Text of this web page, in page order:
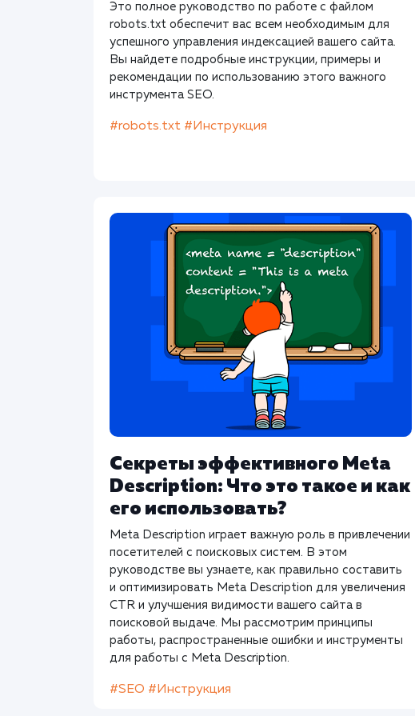
Это полное руководство по работе с файлом
robots.txt обеспечит вас всем необходимым для
успешного управления индексацией вашего сайта.
Вы найдете подробные инструкции, примеры и
рекомендации по использованию этого важного
инструмента SEO.
#robots.txt #Инструкция
Секреты эффективного Meta
Description: Что это такое и как
его использовать?
Meta Description играет важную роль в привлечении
посетителей с поисковых систем. В этом
руководстве вы узнаете, как правильно составить
и оптимизировать Meta Description для увеличения
CTR и улучшения видимости вашего сайта в
поисковой выдаче. Мы рассмотрим принципы
работы, распространенные ошибки и инструменты
для работы с Meta Description.
#SEO #Инструкция